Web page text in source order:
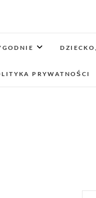
Blog
Z NAUKĄ,
PRYWATNOŚCI